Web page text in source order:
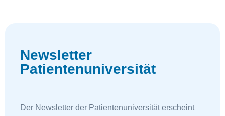
Newsletter
Patientenuniversität
Der Newsletter der Patientenuniversität erscheint